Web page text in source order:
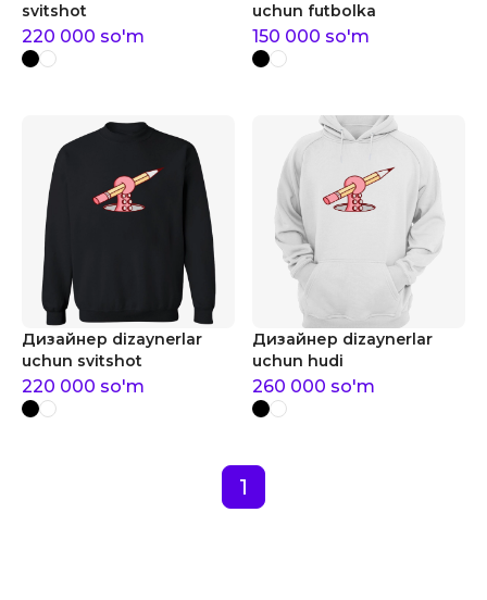
svitshot
220 000 so'm
uchun futbolka
150 000 so'm
Дизайнер dizaynerlar
uchun svitshot
220 000 so'm
Дизайнер dizaynerlar
uchun hudi
260 000 so'm
1